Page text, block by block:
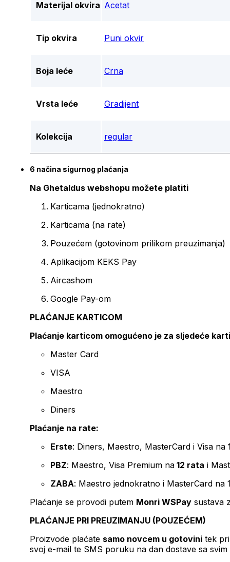
Materijal okvira Acetat
Tip okvira Puni okvir
Boja leće Crna
Vrsta leće Gradijent
Kolekcija regular
6 načina sigurnog plaćanja
Na Ghetaldus webshopu možete platiti
Karticama (jednokratno)
Karticama (na rate)
Pouzećem (gotovinom prilikom preuzimanja)
Aplikacijom KEKS Pay
Aircashom
Google Pay-om
PLAĆANJE KARTICOM
Plaćanje karticom omogućeno je za sljedeće
Master Card
VISA
Maestro
Diners
Plaćanje na rate:
Erste: Diners, Maestro, MasterCard i Visa na
PBZ: Maestro, Visa Premium na 12 rata i
ZABA: Maestro jednokratno i MasterCard na
Plaćanje se provodi putem Monri WSPay sustava
PLAĆANJE PRI PREUZIMANJU (POUZEĆEM)
Proizvode plaćate samo novcem u gotovini tek
svoj e-mail te SMS poruku na dan dostave sa svim